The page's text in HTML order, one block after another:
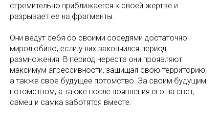
стремительно приближается к своей жертве и
разрывает ее на фрагменты.
Они ведут себя со своими соседями достаточно
миролюбиво, если у них закончился период
размножения. В период нереста они проявляют
максимум агрессивности, защищая свою территорию,
а также свое будущее потомство. За своим будущим
потомством, а также после появления его на свет,
самец и самка заботятся вместе.